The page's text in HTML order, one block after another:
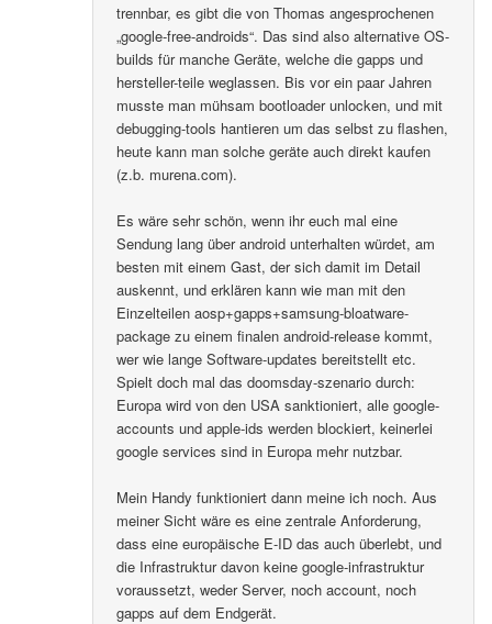
trennbar, es gibt die von Thomas angesprochenen
„google-free-androids“. Das sind also alternative OS-
builds für manche Geräte, welche die gapps und
hersteller-teile weglassen. Bis vor ein paar Jahren
musste man mühsam bootloader unlocken, und mit
debugging-tools hantieren um das selbst zu flashen,
heute kann man solche geräte auch direkt kaufen
(z.b. murena.com).
Es wäre sehr schön, wenn ihr euch mal eine
Sendung lang über android unterhalten würdet, am
besten mit einem Gast, der sich damit im Detail
auskennt, und erklären kann wie man mit den
Einzelteilen aosp+gapps+samsung-bloatware-
package zu einem finalen android-release kommt,
wer wie lange Software-updates bereitstellt etc.
Spielt doch mal das doomsday-szenario durch:
Europa wird von den USA sanktioniert, alle google-
accounts und apple-ids werden blockiert, keinerlei
google services sind in Europa mehr nutzbar.
Mein Handy funktioniert dann meine ich noch. Aus
meiner Sicht wäre es eine zentrale Anforderung,
dass eine europäische E-ID das auch überlebt, und
die Infrastruktur davon keine google-infrastruktur
voraussetzt, weder Server, noch account, noch
gapps auf dem Endgerät.